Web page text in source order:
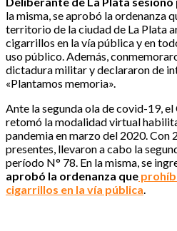
la misma, se aprobó la ordenanza
territorio de la ciudad de La Plata
cigarrillos en la vía pública y en
uso público. Además,
dictadura militar y declararon de
«Plantamos memoria».
Ante la segunda ola de covid-19,
retomó la modalidad virtual
pandemia en marzo del 2020. Con
presentes, llevaron a cabo la
período N° 78. En la misma, se
aprobó la ordenanza que
cigarrillos en la vía pública